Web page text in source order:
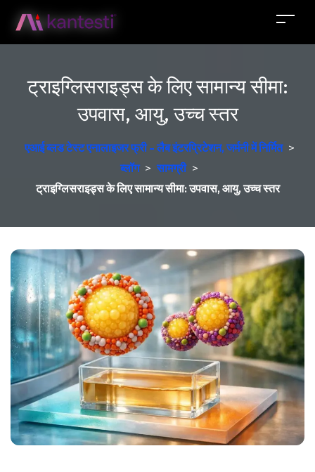
ट्राइग्लिसराइड्स के लिए सामान्य सीमा:
उपवास, आयु, उच्च स्तर
एआई ब्लड टेस्ट एनालाइजर फ्री - लैब इंटरप्रिटेशन, जर्मनी में निर्मित >
ब्लॉग > सामग्री >
ट्राइग्लिसराइड्स के लिए सामान्य सीमा: उपवास, आयु, उच्च स्तर